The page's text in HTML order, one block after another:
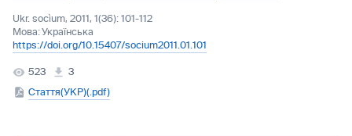
Ukr. socìum, 2011, 1(36): 101-112
Мова:Українська
https://doi.org/10.15407/socium2011.01.101
523
3
Стаття(УКР)(.pdf)